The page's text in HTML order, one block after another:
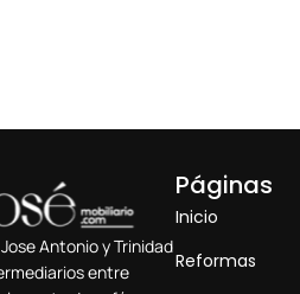
Antonio y Trinidad
entre
Páginas
Inicio
Reformas